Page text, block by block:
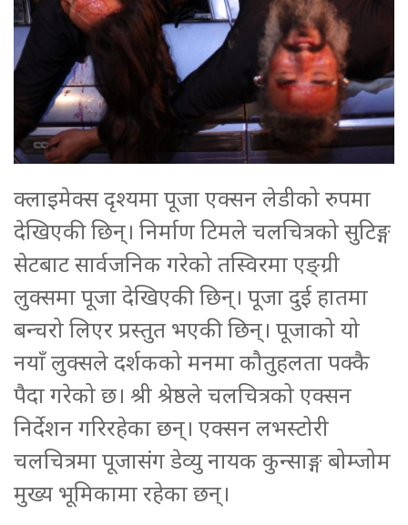
क्लाइमेक्स दृश्यमा पूजा एक्सन लेडीको रुपमा
देखिएकी छिन्। निर्माण टिमले चलचित्रको सुटिङ्ग
सेटबाट सार्वजनिक गरेको तस्विरमा एङ्ग्री
लुक्समा पूजा देखिएकी छिन्। पूजा दुई हातमा
बन्चरो लिएर प्रस्तुत भएकी छिन्। पूजाको यो
नयाँ लुक्सले दर्शकको मनमा कौतुहलता पक्कै
पैदा गरेको छ। श्री श्रेष्ठले चलचित्रको एक्सन
निर्देशन गरिरहेका छन्। एक्सन लभस्टोरी
चलचित्रमा पूजासंग डेव्यु नायक कुन्साङ्ग बोम्जोम
मुख्य भूमिकामा रहेका छन्।